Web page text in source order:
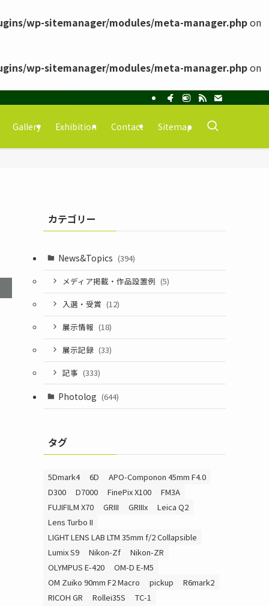
wp-sitemanager/modules/meta-manager.phpon
wp-sitemanager/modules/meta-manager.phpon
Gallery Exhibition Contact Sitemap
カテゴリー
News&Topics (394)
メディア掲載・作品設置例 (5)
入選・受賞 (12)
展示情報 (18)
展示記録 (33)
記事 (333)
Photolog (644)
タグ
5Dmark4 6D
APO-Componon 45mm F4.0
D300
D7000 FinePix X100
FM3A
FUJIFILM X70
GRIII GRIIIx
Leica Q2
Lens Turbo II
LIGHT LENS LAB LTM 35mm f/2 Collapsible
Lumix S9
Nikon-Zf
Nikon-ZR
OLYMPUS E-420
OM-D E-M5
OM Zuiko 90mm F2 Macro
pickup
R6mark2
RICOH GR
Rollei35S
TC-1